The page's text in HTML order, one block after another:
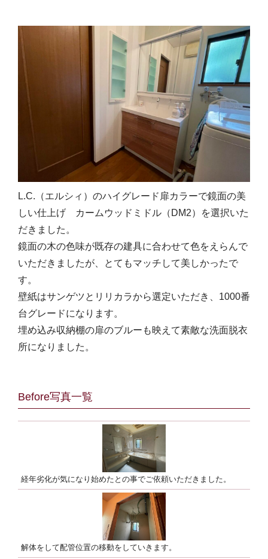
L.C.（エルシィ）のハイグレード扉カラーで鏡面の美
しい仕上げ カームウッドミドル（DM2）を選択いた
だきました。
鏡面の木の色味が既存の建具に合わせて色をえらんで
いただきましたが、とてもマッチして美しかったで
す。
壁紙はサンゲツとリリカラから選定いただき、1000番
台グレードになります。
埋め込み収納棚の扉のブルーも映えて素敵な洗面脱衣
所になりました。
Before写真一覧
経年劣化が気になり始めたとの事でご依頼いただきました。
解体をして配管位置の移動をしていきます。